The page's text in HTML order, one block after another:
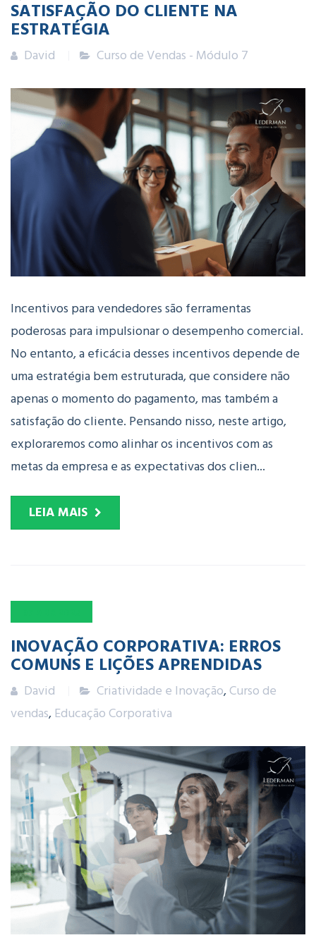
SATISFAÇÃO DO CLIENTE NA
ESTRATÉGIA
David Curso de Vendas - Módulo 7
Incentivos para vendedores são ferramentas
poderosas para impulsionar o desempenho comercial.
No entanto, a eficácia desses incentivos depende de
uma estratégia bem estruturada, que considere não
apenas o momento do pagamento, mas também a
satisfação do cliente. Pensando nisso, neste artigo,
exploraremos como alinhar os incentivos com as
metas da empresa e as expectativas dos clien...
LEIA MAIS
INOVAÇÃO CORPORATIVA: ERROS
COMUNS E LIÇÕES APRENDIDAS
David Criatividade e Inovação,Curso de
vendas, Educação Corporativa